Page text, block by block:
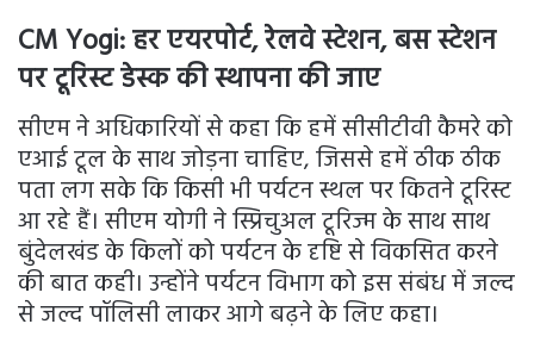
CM Yogi:हर एयरपोर्ट, रेलवे स्टेशन, बस स्टेशन
पर टूरिस्ट डेस्क की स्थापना की जाए
सीएम ने अधिकारियों से कहा कि हमें सीसीटीवी कैमरे को
एआई टूल के साथ जोड़ना चाहिए, जिससे हमें ठीक ठीक
पता लग सके कि किसी भी पर्यटन स्थल पर कितने टूरिस्ट
आ रहे हैं। सीएम योगी ने स्प्रिचुअल टूरिज्म के साथ साथ
बुंदेलखंड के किलों को पर्यटन के दृष्टि से विकसित करने
की बात कही। उन्होंने पर्यटन विभाग को इस संबंध में जल्द
से जल्द पॉलिसी लाकर आगे बढ़ने के लिए कहा।